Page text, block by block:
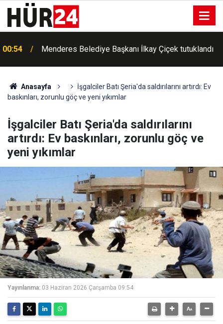
00:54 Menderes Belediye Başkanı İlkay Çiçek tutuklandı
Anasayfa
İşgalciler Batı Şeria'da saldırılarını artırdı: Ev
baskınları, zorunlu göç ve yeni yıkımlar
İşgalciler Batı Şeria'da saldırılarını
artırdı: Ev baskınları, zorunlu göç ve
yeni yıkımlar
Yayınlanma: 03 Haziran 2026 Çarşamba 09:54